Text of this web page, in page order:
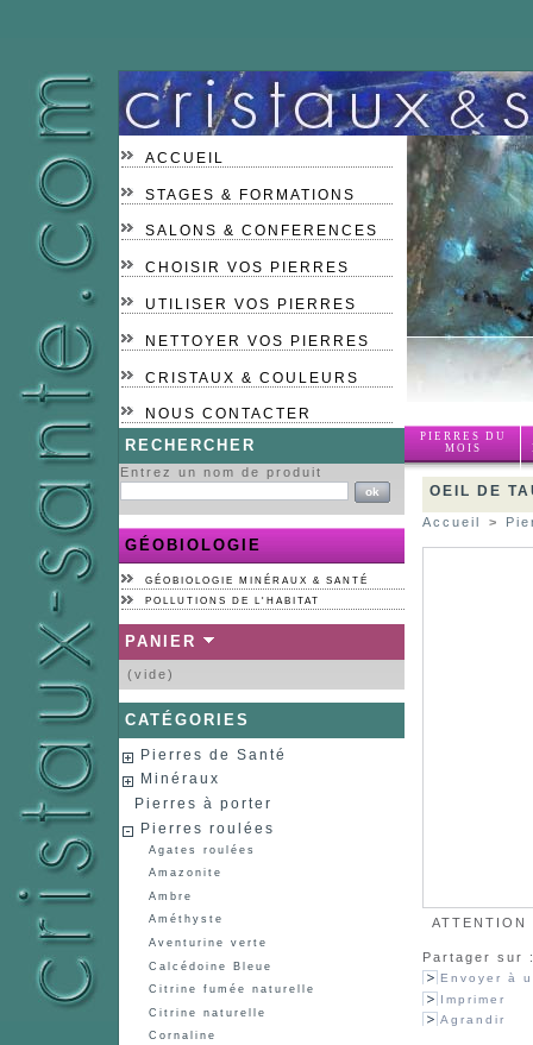
ACCUEIL
STAGES & FORMATIONS
SALONS & CONFERENCES
CHOISIR VOS PIERRES
UTILISER VOS PIERRES
NETTOYER VOS PIERRES
CRISTAUX & COULEURS
NOUS CONTACTER
PIERRES DU
MOIS
RECHERCHER
Entrez un nom de produit
GÉOBIOLOGIE
GÉOBIOLOGIE MINÉRAUX & SANTÉ
POLLUTIONS DE L'HABITAT
PANIER
(vide)
CATÉGORIES
Pierres de Santé
Minéraux
Pierres à porter
Pierres roulées
Agates roulées
Amazonite
Ambre
Améthyste
Aventurine verte
Calcédoine Bleue
Citrine fumée naturelle
Citrine naturelle
Cornaline
OEIL DE
Accueil >
Partager sur
Envoyer à
Imprimer
Agrandir